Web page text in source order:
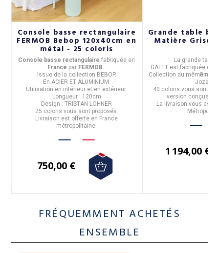
Console basse rectangulaire
FERMOB Bebop 120x40cm en
métal - 25 coloris
Console basse rectangulairefabriquée en
France par FERMOB.
Issue de la collection BEBOP.
En ACIER ET ALUMINIUM
Utilisation en intérieur et en extérieur.
Longueur : 120cm
Design : TRISTAN LOHNER
25 coloris vous sont proposés.
Livraison est offerte en France
métropolitaine.
750,00 €
Grande table
Matière Grise
La grande table
GALET est fabriquée en
Grise.
Collection du même nom
40 coloris vous sont
version conçue
La livraison vous est
1 194,00 €
FRÉQUEMMENT ACHETÉS
ENSEMBLE